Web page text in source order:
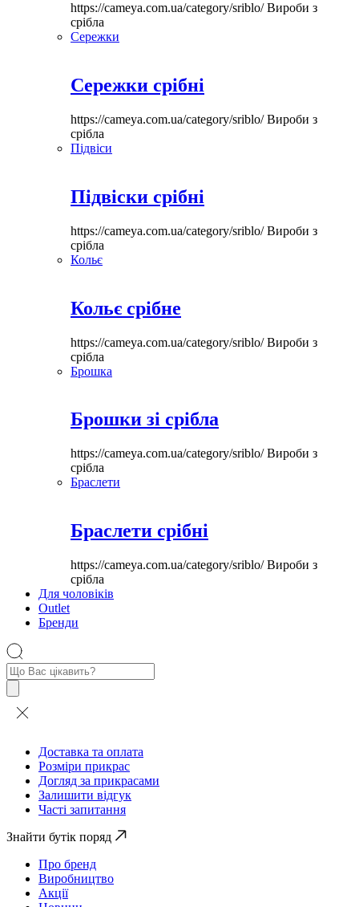
https://cameya.com.ua/category/sriblo/Вироби з
срібла
Сережки
Сережки срібні
https://cameya.com.ua/category/sriblo/Вироби з
срібла
Підвіси
Підвіски срібні
https://cameya.com.ua/category/sriblo/Вироби з
срібла
Кольє
Кольє срібне
https://cameya.com.ua/category/sriblo/Вироби з
срібла
Брошка
Брошки зі срібла
https://cameya.com.ua/category/sriblo/Вироби з
срібла
Браслети
Браслети срібні
https://cameya.com.ua/category/sriblo/Вироби з
срібла
Для чоловіків
Outlet
Бренди
Пошук
товарів
Доставка та оплата
Розміри прикрас
Догляд за прикрасами
Залишити відгук
Часті запитання
Знайти бутік поряд
Про бренд
Виробництво
Акції